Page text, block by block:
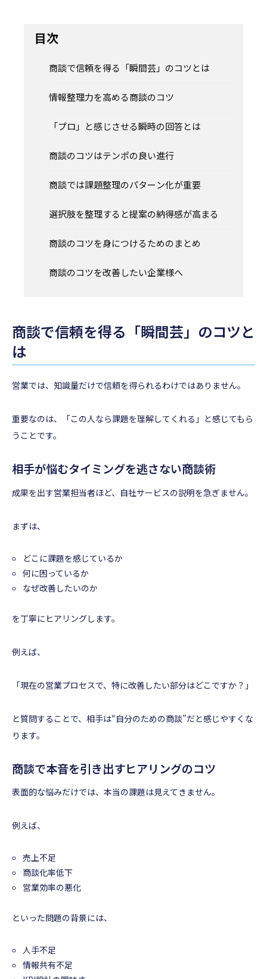
目次
商談で信頼を得る「瞬間芸」のコツとは
情報整理力を高める商談のコツ
「プロ」と感じさせる瞬時の回答とは
商談のコツはテンポの良い進行
商談では課題整理のパターン化が重要
選択肢を整理すると提案の納得感が高まる
商談のコツを身につけるためのまとめ
商談のコツを改善したい企業様へ
商談で信頼を得る「瞬間芸」のコツと
は
営業では、知識量だけで信頼を得られるわけではありません。
重要なのは、「この人なら課題を理解してくれる」と感じてもら
うことです。
相手が悩むタイミングを逃さない商談術
成果を出す営業担当者ほど、自社サービスの説明を急ぎません。
まずは、
どこに課題を感じているか
何に困っているか
なぜ改善したいのか
を丁寧にヒアリングします。
例えば、
「現在の営業プロセスで、特に改善したい部分はどこですか？」
と質問することで、相手は“自分のための商談”だと感じやすくな
ります。
商談で本音を引き出すヒアリングのコツ
表面的な悩みだけでは、本当の課題は見えてきません。
例えば、
売上不足
商談化率低下
営業効率の悪化
といった問題の背景には、
人手不足
情報共有不足